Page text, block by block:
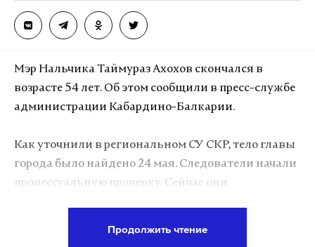
Мэр Нальчика Таймураз Ахохов скончался в
возрасте 54 лет. Об этом сообщили в пресс-службе
администрации Кабардино-Балкарии.
Как уточнили в региональном СУ СКР, тело главы
города было найдено 24 мая. Следователи начали
процессуальную проверку. Сейчас они
Продолжить чтение